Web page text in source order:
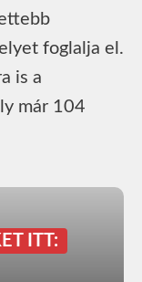
foglalja el.
is a
már 104
ITT: